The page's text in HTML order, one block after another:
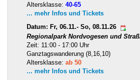
Altersklasse: 40-65
... mehr Infos und Tickets
Datum: Fr, 06.11.- So, 08.11.26
Regionalpark Nordvogesen und
Zeit: 11:00 - 17:00 Uhr
Ganztagswanderung (8,16,10)
Altersklasse: ab 50
... mehr Infos und Tickets